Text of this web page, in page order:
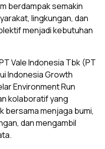
berdampak semakin
lingkungan, dan
menjadi kebutuhan
Vale Indonesia Tbk (PT
Indonesia Growth
Environment Run
kolaboratif yang
bersama menjaga bumi,
dan mengambil